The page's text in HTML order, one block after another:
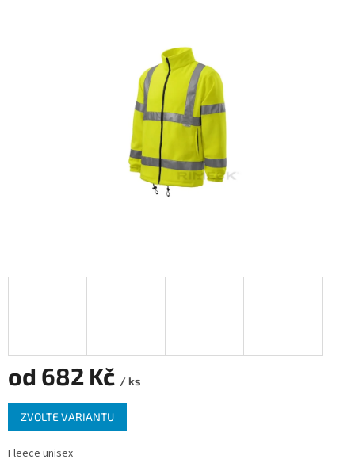
od 682 Kč / ks
Měrná
cena:
ZVOLTE VARIANTU
Fleece unisex